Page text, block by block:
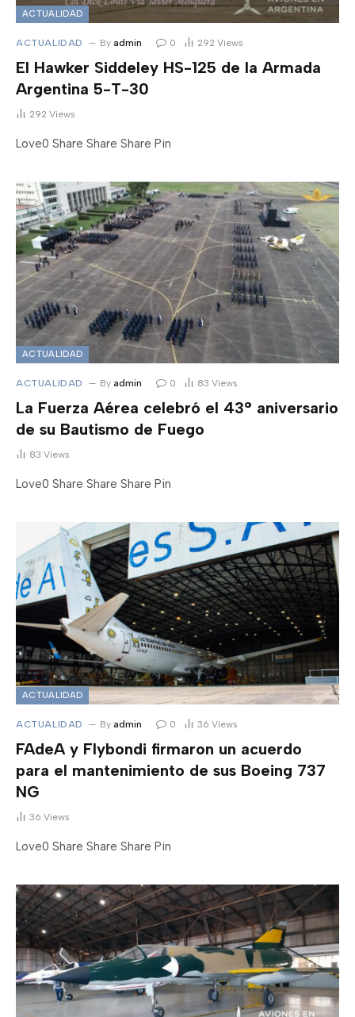
ACTUALIDAD
ACTUALIDAD By admin 0 292 Views
El Hawker Siddeley HS-125 de la Armada
Argentina 5-T-30
292 Views
Love0 Share Share Share Pin
ACTUALIDAD
ACTUALIDAD By admin 0 83 Views
La Fuerza Aérea celebró el 43° aniversario
de su Bautismo de Fuego
83 Views
Love0 Share Share Share Pin
ACTUALIDAD
ACTUALIDAD By admin 0 36 Views
FAdeA y Flybondi firmaron un acuerdo
para el mantenimiento de sus Boeing 737
NG
36 Views
Love0 Share Share Share Pin